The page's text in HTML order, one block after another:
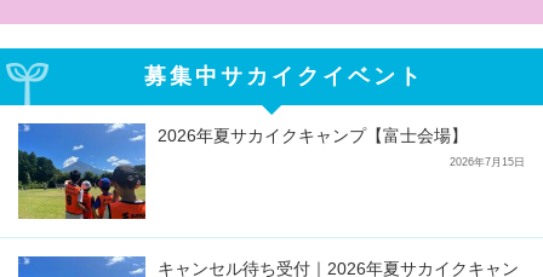
募集中サカイクイベント
2026年夏サカイクキャンプ【富士会場】
2026年7月15日
キャンセル待ち受付｜2026年夏サカイクキャン